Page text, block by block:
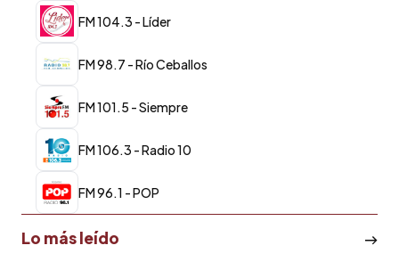
FM 104.3 - Líder
FM 98.7 - Río Ceballos
FM 101.5 - Siempre
FM 106.3 - Radio 10
FM 96.1 - POP
Lo más leído